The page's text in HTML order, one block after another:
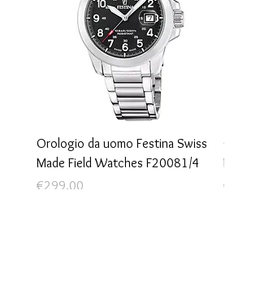
Orologio da uomo Festina Swiss
Made Field Watches F20081/4
Price
€299.00
Made
Price